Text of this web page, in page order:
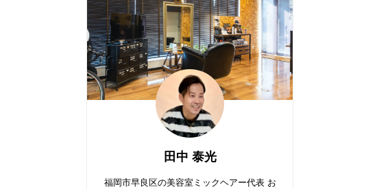
田中 泰光
福岡市早良区の美容室ミックヘアー代表 お